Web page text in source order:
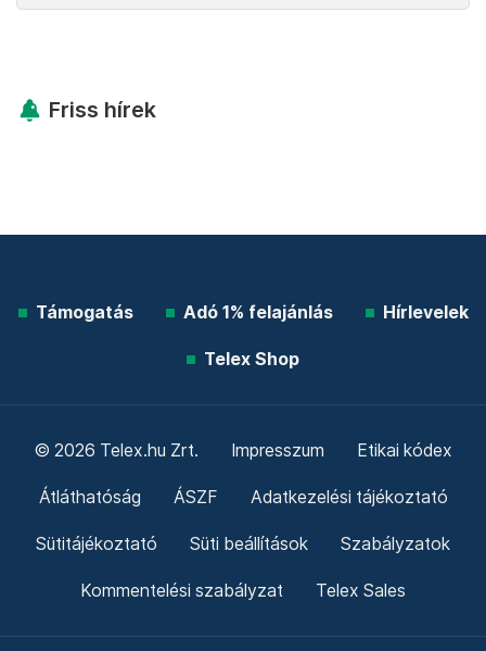
Friss hírek
Támogatás Adó 1% felajánlás Hírlevelek
Telex Shop
© 2026 Telex.hu Zrt. Impresszum Etikai kódex
Átláthatóság ÁSZF Adatkezelési tájékoztató
Sütitájékoztató Süti beállítások Szabályzatok
Kommentelési szabályzat Telex Sales